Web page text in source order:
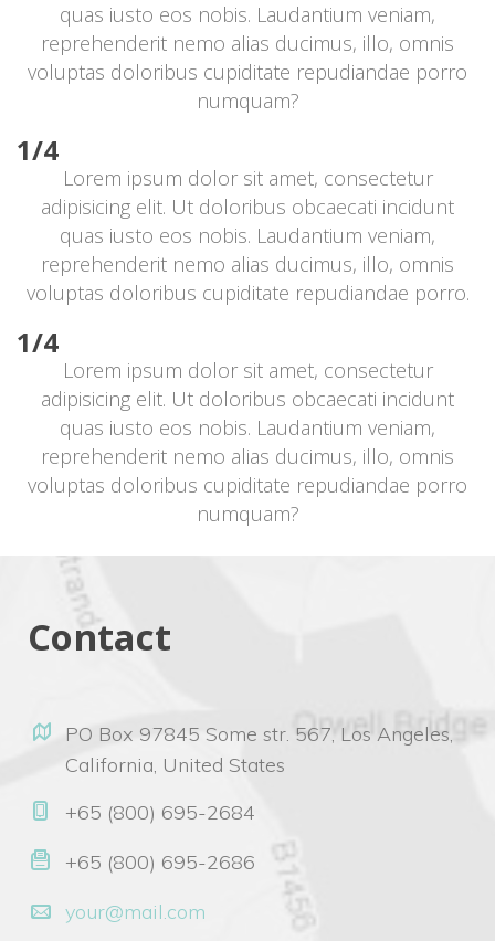
quas iusto eos nobis. Laudantium veniam,
reprehenderit nemo alias ducimus, illo, omnis
voluptas doloribus cupiditate repudiandae porro
numquam?
1/4
Lorem ipsum dolor sit amet, consectetur
adipisicing elit. Ut doloribus obcaecati incidunt
quas iusto eos nobis. Laudantium veniam,
reprehenderit nemo alias ducimus, illo, omnis
voluptas doloribus cupiditate repudiandae porro.
1/4
Lorem ipsum dolor sit amet, consectetur
adipisicing elit. Ut doloribus obcaecati incidunt
quas iusto eos nobis. Laudantium veniam,
reprehenderit nemo alias ducimus, illo, omnis
voluptas doloribus cupiditate repudiandae porro
numquam?
Contact
PO Box 97845 Some str. 567, Los Angeles,
California, United States
+65 (800) 695-2684
+65 (800) 695-2686
your@mail.com